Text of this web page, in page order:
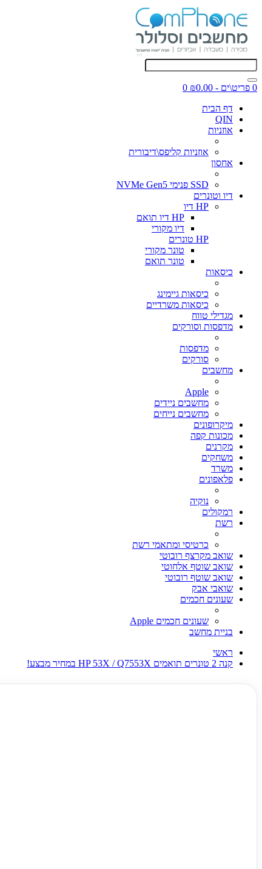
0 פריט\ים - ₪0.00
0
דף הבית
QIN
אוזניות
אוזניות קליפס\דיבורית
אחסון
SSD פנימי NVMe Gen5
דיו וטונרים
HP דיו
HP דיו תואם
דיו מקורי
HP טונרים
טונר מקורי
טונר תואם
כיסאות
כיסאות גיימינג
כיסאות משרדיים
מגדילי טווח
מדפסות וסורקים
מדפסות
סורקים
מחשבים
Apple
מחשבים ניידים
מחשבים נייחים
מיקרופונים
מכונות קפה
מקרנים
משחקים
משרד
פלאפונים
נוקיה
רמקולים
רשת
כרטיסי ומתאמי רשת
שואב מקרצף רובוטי
שואב שוטף אלחוטי
שואב שוטף רובוטי
שואבי אבק
שעונים חכמים
שעונים חכמים Apple
בניית מחשב
ראשי
קנה 2 טונרים תואמים HP 53X / Q7553X במחיר מבצע!